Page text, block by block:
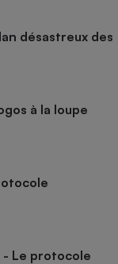
désastreux des
à la loupe
- Le protocole